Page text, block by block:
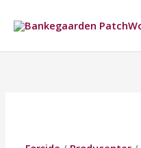
indholdet
Hoffman